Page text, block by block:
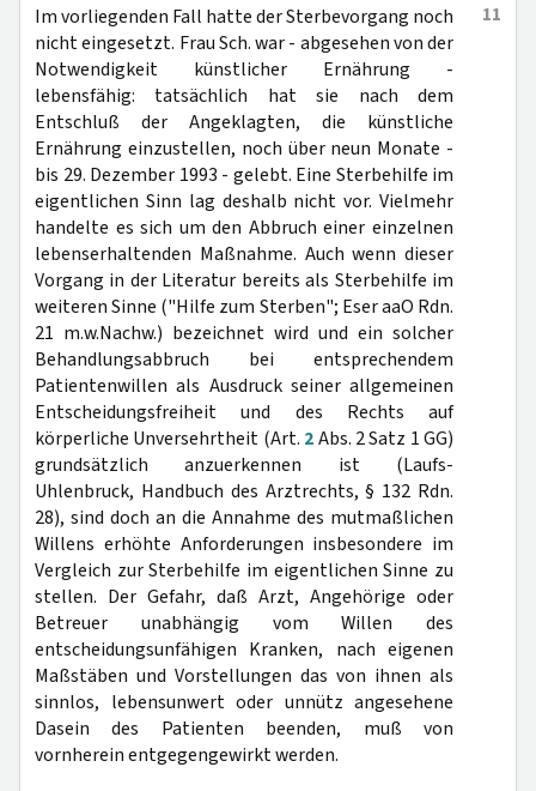
11
Im vorliegenden Fall hatte der Sterbevorgang noch
nicht eingesetzt. Frau Sch. war - abgesehen von der
Notwendigkeit künstlicher Ernährung -
lebensfähig: tatsächlich hat sie nach dem
Entschluß der Angeklagten, die künstliche
Ernährung einzustellen, noch über neun Monate -
bis 29. Dezember 1993 - gelebt. Eine Sterbehilfe im
eigentlichen Sinn lag deshalb nicht vor. Vielmehr
handelte es sich um den Abbruch einer einzelnen
lebenserhaltenden Maßnahme. Auch wenn dieser
Vorgang in der Literatur bereits als Sterbehilfe im
weiteren Sinne ("Hilfe zum Sterben"; Eser aaO Rdn.
21 m.w.Nachw.) bezeichnet wird und ein solcher
Behandlungsabbruch bei entsprechendem
Patientenwillen als Ausdruck seiner allgemeinen
Entscheidungsfreiheit und des Rechts auf
körperliche Unversehrtheit (Art. 2Abs. 2 Satz 1 GG)
grundsätzlich anzuerkennen ist (Laufs-
Uhlenbruck, Handbuch des Arztrechts, § 132 Rdn.
28), sind doch an die Annahme des mutmaßlichen
Willens erhöhte Anforderungen insbesondere im
Vergleich zur Sterbehilfe im eigentlichen Sinne zu
stellen. Der Gefahr, daß Arzt, Angehörige oder
Betreuer unabhängig vom Willen des
entscheidungsunfähigen Kranken, nach eigenen
Maßstäben und Vorstellungen das von ihnen als
sinnlos, lebensunwert oder unnütz angesehene
Dasein des Patienten beenden, muß von
vornherein entgegengewirkt werden.